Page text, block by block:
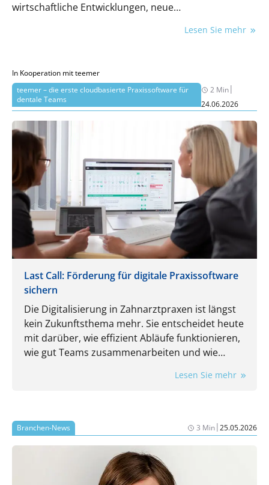
wirtschaftliche Entwicklungen, neue
Perspektiven für die zahnärztliche Versorgung
Lesen Sie mehr
In Kooperation mit teemer
teemer – die erste cloudbasierte Praxissoftware für
dentale Teams
2 Min|
24.06.2026
Last Call: Förderung für digitale Praxissoftware
sichern
Die Digitalisierung in Zahnarztpraxen ist längst
kein Zukunftsthema mehr. Sie entscheidet heute
mit darüber, wie effizient Abläufe funktionieren,
wie gut Teams zusammenarbeiten und wie
Lesen Sie mehr
Branchen-News 3 Min|25.05.2026